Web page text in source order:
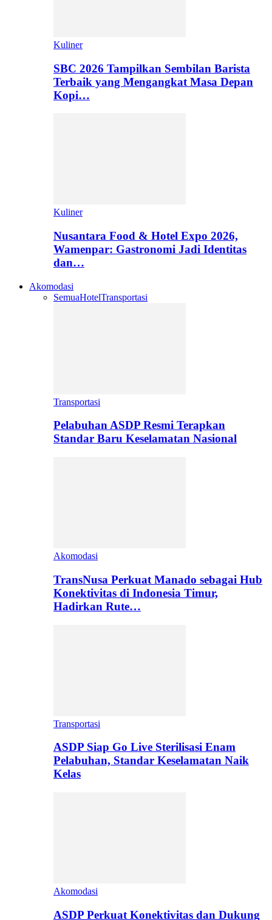
Kuliner
SBC 2026 Tampilkan Sembilan Barista
Terbaik yang Mengangkat Masa Depan
Kopi…
Kuliner
Nusantara Food & Hotel Expo 2026,
Wamenpar: Gastronomi Jadi Identitas
dan…
Akomodasi
SemuaHotelTransportasi
Transportasi
Pelabuhan ASDP Resmi Terapkan
Standar Baru Keselamatan Nasional
Akomodasi
TransNusa Perkuat Manado sebagai Hub
Konektivitas di Indonesia Timur,
Hadirkan Rute…
Transportasi
ASDP Siap Go Live Sterilisasi Enam
Pelabuhan, Standar Keselamatan Naik
Kelas
Akomodasi
ASDP Perkuat Konektivitas dan Dukung